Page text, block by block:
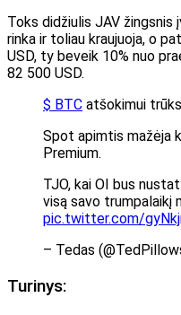
Toks didžiulis JAV
rinka ir toliau kraujuoja, o
USD, ty beveik 10% nuo
82 500 USD.
$ BTC atšokimui
Spot apimtis mažėja
Premium.
TJO, kai OI bus
visą savo trumpalaikį
pic.twitter.com/
– Tedas
Turinys: